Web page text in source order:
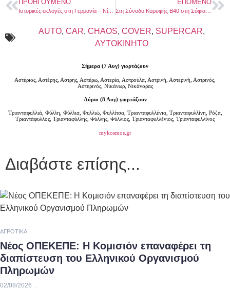
ΠΡΟΗΓΟΎΜΕΝΟ ΕΠΌΜΕΝΟ
Στη Σύνοδο Κορυφής B40 στη Σόφια ο Δήμαρχος Πέλλας Στάθης Φουντουκίδης
AUTO, CAR, CHAOS, COVER, SUPERCAR,
ΑΥΤΟΚΙΝΗΤΟ
Σήμερα (7 Αυγ) γιορτάζουν
Αστέριος, Αστέρης, Αστρης, Αστέρω, Αστερία, Αστρούλα, Αστρινή, Αστερινή, Αστρινός,
Αστερινός, Νικάνωρ, Νικάνορας
Αύριο (8 Αυγ) γιορτάζουν
Τριανταφυλλιά, Φύλλη, Φύλλια, Φυλλιώ, Φυλλίτσα, Τριανταφυλλένια, Τριανταφυλλίνη, Ρόζα,
Τριαντάφυλλος, Τριανταφύλλης, Φύλλης, Φύλλιος, Τριανταφυλλένιος, Τριανταφυλλίνος
mykosmos.gr
Διαβάστε επίσης...
ΑΓΡΟΤΙΚΆ
Νέος ΟΠΕΚΕΠΕ: Η Κομισιόν επαναφέρει τη
διαπίστευση του Ελληνικού Οργανισμού
Πληρωμών
02/08/2026